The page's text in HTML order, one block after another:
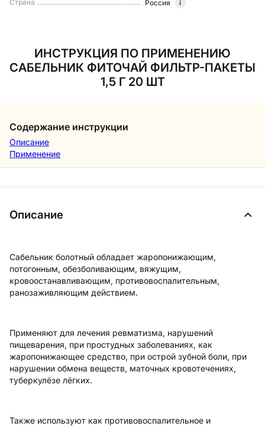
Страна
Россия i
ИНСТРУКЦИЯ ПО ПРИМЕНЕНИЮ
САБЕЛЬНИК ФИТОЧАЙ ФИЛЬТР-ПАКЕТЫ
1,5 Г 20 ШТ
Содержание инструкции
Описание
Применение
Описание
Сабельник болотный обладает жаропонижающим,
потогонным, обезболивающим, вяжущим,
кровоостанавливающим, противовоспалительным,
ранозаживляющим действием.
Применяют для лечения ревматизма, нарушений
пищеварения, при простудных заболеваниях, как
жаропонижающее средство, при острой зубной боли, при
нарушении обмена веществ, маточных кровотечениях,
туберкулёзе лёгких.
Также используют как противовоспалительное и